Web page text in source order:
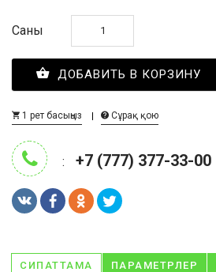
Саны
ДОБАВИТЬ В КОРЗИНУ
1 рет басыңыз Сұрақ қою
: +7 (777) 377-33-00
СИПАТТАМА ПАРАМЕТРЛЕР